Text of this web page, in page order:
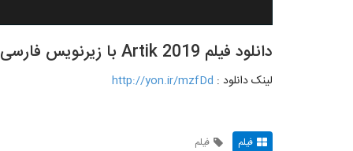
دانلود فیلم Artik 2019 با زیرنویس فارسی
لینک دانلود : http://yon.ir/mzfDd
فیلم فیلم